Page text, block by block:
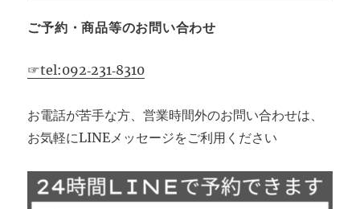
ご予約・商品等のお問い合わせ
☞tel:092‐231‐8310
お電話が苦手な方、営業時間外のお問い合わせは、
お気軽にLINEメッセージをご利用ください